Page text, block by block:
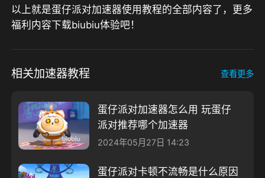
以上就是蛋仔派对加速器使用教程的全部内容了，更多
福利内容下载biubiu体验吧！
相关加速器教程 查看更多
蛋仔派对加速器怎么用 玩蛋仔
派对推荐哪个加速器
2024年05月27日 14:23
蛋仔派对卡顿不流畅是什么原因